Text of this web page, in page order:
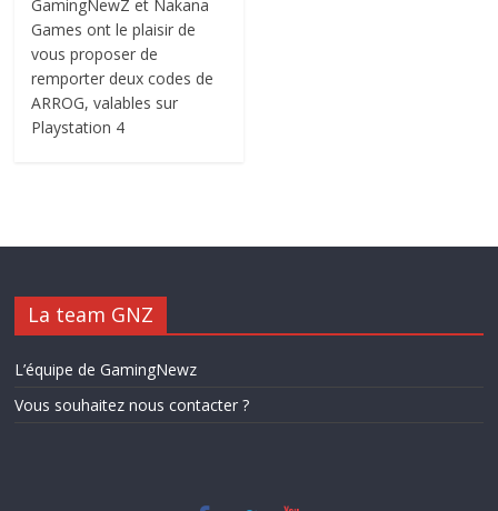
GamingNewZ et Nakana
Games ont le plaisir de
vous proposer de
remporter deux codes de
ARROG, valables sur
Playstation 4
La team GNZ
L’équipe de GamingNewz
Vous souhaitez nous contacter ?